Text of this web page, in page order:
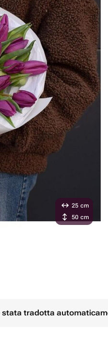
25 cm
50 cm
stata tradotta